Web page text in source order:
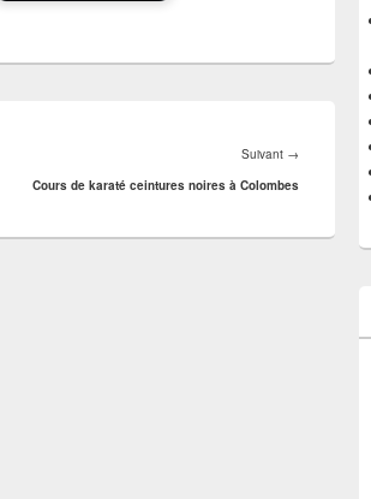
Suivant →
suivant :
Cours de karaté ceintures noires à Colombes